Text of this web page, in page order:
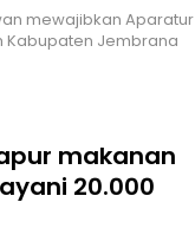
mewajibkan Aparatur
Kabupaten Jembrana
makanan
20.000